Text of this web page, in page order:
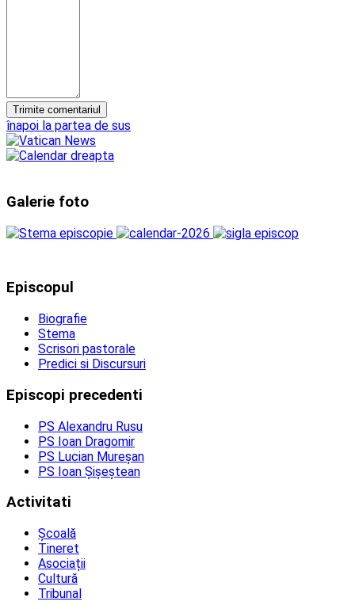
înapoi la partea de sus
Galerie foto
Episcopul
Biografie
Stema
Scrisori pastorale
Predici si Discursuri
Episcopi precedenti
PS Alexandru Rusu
PS Ioan Dragomir
PS Lucian Mureșan
PS Ioan Șișeștean
Activitati
Școală
Tineret
Asociații
Cultură
Tribunal